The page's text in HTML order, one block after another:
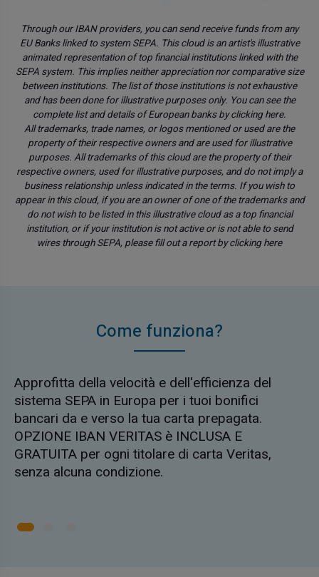
Through our IBAN providers, you can send receive funds from any
EU Banks linked to system SEPA. This cloud is an artist's illustrative
animated representation of top financial institutions linked with the
SEPA system. This implies neither appreciation nor comparative size
between institutions. The list of those institutions is not exhaustive
and has been done for illustrative purposes only. You can see the
complete list and details of European banks by clickinghere.
All trademarks, trade names, or logos mentioned or used are the
property of their respective owners and are used for illustrative
purposes. All trademarks of this cloud are the property of their
respective owners, used for illustrative purposes, and do not imply a
business relationship unless indicated in the terms. If you wish to
appear in this cloud, if you are an owner of one of the trademarks and
do not wish to be listed in this illustrative cloud as a top financial
institution, or if your institution is not active or is not able to send
wires through SEPA, please fill out a report by clickinghere
Come funziona?
Approfitta della velocità e dell'efficienza del
sistema SEPA in Europa per i tuoi bonifici
bancari da e verso la tua carta prepagata.
OPZIONE IBAN VERITAS è INCLUSA E
GRATUITA per ogni titolare di carta Veritas,
senza alcuna condizione.